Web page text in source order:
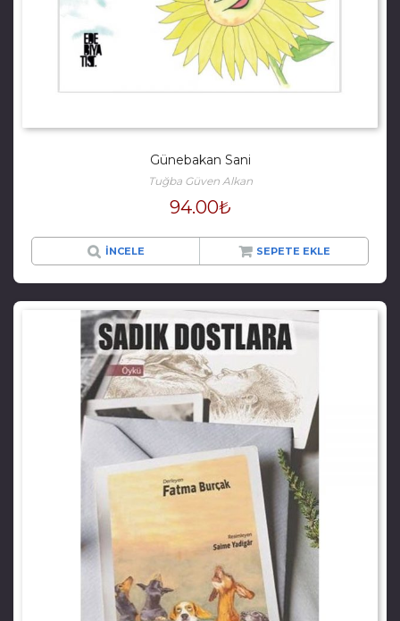
Günebakan Sani
Tuğba Güven Alkan
94.00₺
İNCELE SEPETE EKLE